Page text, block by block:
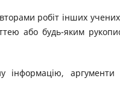
робіт інших
або будь-яким
інформацію, аргументи